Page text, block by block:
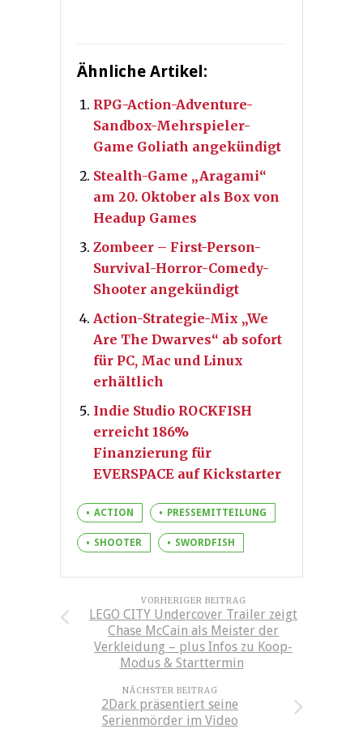
Ähnliche Artikel:
RPG-Action-Adventure-
Sandbox-Mehrspieler-
Game Goliath angekündigt
Stealth-Game „Aragami“
am 20. Oktober als Box von
Headup Games
Zombeer – First-Person-
Survival-Horror-Comedy-
Shooter angekündigt
Action-Strategie-Mix „We
Are The Dwarves“ ab sofort
für PC, Mac und Linux
erhältlich
Indie Studio ROCKFISH
erreicht 186%
Finanzierung für
EVERSPACE auf Kickstarter
ACTION PRESSEMITTEILUNG
SHOOTER SWORDFISH
VORHERIGER BEITRAG
LEGO CITY Undercover Trailer zeigt
Chase McCain als Meister der
Verkleidung – plus Infos zu Koop-
Modus & Starttermin
NÄCHSTER BEITRAG
2Dark präsentiert seine
Serienmörder im Video